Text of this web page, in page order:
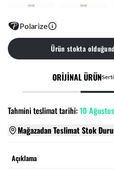
Polarize
Ürün stokta
ORİJİNAL ÜRÜN
Tahmini teslimat tarihi:10
Mağazadan Teslimat Stok
Açıklama